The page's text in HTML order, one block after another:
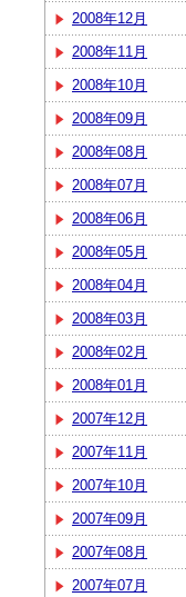
2008年12月
2008年11月
2008年10月
2008年09月
2008年08月
2008年07月
2008年06月
2008年05月
2008年04月
2008年03月
2008年02月
2008年01月
2007年12月
2007年11月
2007年10月
2007年09月
2007年08月
2007年07月